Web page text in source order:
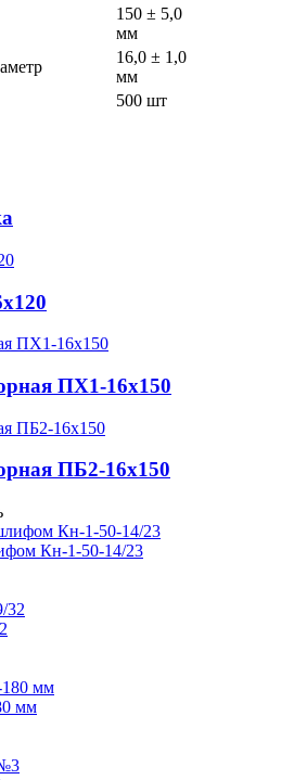
150 ± 5,0
мм
16,0 ± 1,0
мм
500 шт
ПХ1-16х150
ПБ2-16х150
Кн-1-50-14/23
мм